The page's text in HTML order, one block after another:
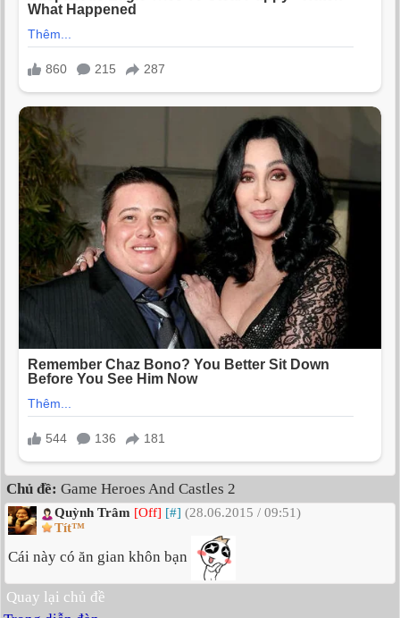
Chủ đề: Game Heroes And Castles 2
Quỳnh Trâm [Off] [#] (28.06.2015 / 09:51)
Tít™
Cái này có ăn gian khôn bạn
Quay lại chủ đề